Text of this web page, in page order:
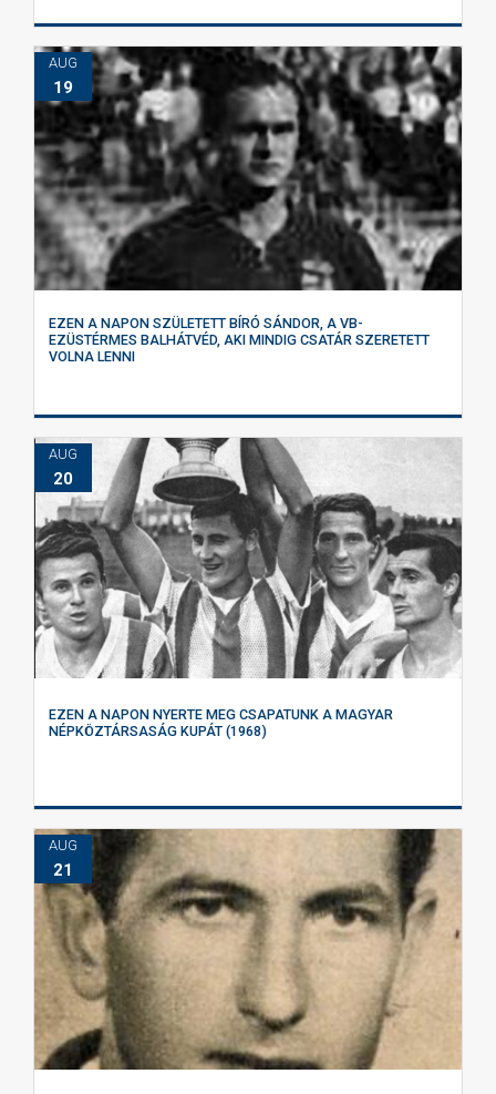
AUG
19
EZEN A NAPON SZÜLETETT BÍRÓ SÁNDOR, A VB-
EZÜSTÉRMES BALHÁTVÉD, AKI MINDIG CSATÁR SZERETETT
VOLNA LENNI
AUG
20
EZEN A NAPON NYERTE MEG CSAPATUNK A MAGYAR
NÉPKÖZTÁRSASÁG KUPÁT (1968)
AUG
21